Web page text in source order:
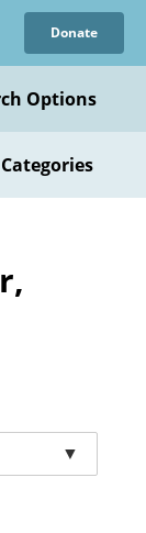
Donate
Options
▼